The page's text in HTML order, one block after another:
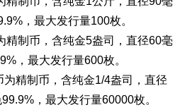
，最大发行量100枚。
精制币，含纯金5盎司，直径60毫
，最大发行量600枚。
精制币，含纯金1/4盎司，直径
，最大发行量60000枚。